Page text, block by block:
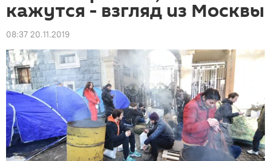
кажутся - взгляд из Москвы
08:37 20.11.2019